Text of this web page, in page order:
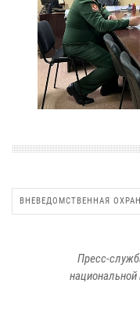
ВНЕВЕДОМСТВЕННАЯ
Пресс-